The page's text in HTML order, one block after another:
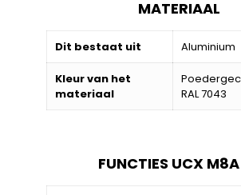
MATERIAAL
Dit bestaat uit Aluminium
Kleur van het
materiaal
RAL 7043
FUNCTIES UCX